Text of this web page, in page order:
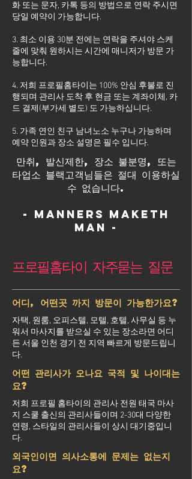
화 또는 문자, 카톡 등의 방법으로 연락 주시면
당일 예약이 가능합니다.
3. 최소 이용 30분 전에는 연락을 주셔야 스케
줄에 맞춰 원하시는 시간에 매니저가 방문 가
능합니다.
4. 저희 프로필홈타이는 100% 안심 후불로 진
행되며 관리사 도착 후 현금 또는 계좌이체, 카
드 결제(부가세 별도) 도 가능하십니다.
5. 가족 연인 친구 남녀노소 누구나 가능하며
예약 인원과 장소 설명은 필수 입니다.
만취, 발신제한, 장소 불분명, 또는
타업소 블랙고객님들은 절대 이용하실
수 없습니다.
- Manners maketh
man -
프로필홈타이 자주묻는 질문
어디, 어떤곳 까지 방문이 가능한가요?
자택, 원룸, 오피스텔, 모텔, 호텔, 사무실 등 누
워서 마사지를 받으실 수 있는 장소라면 어디
든 서울 인천 경기 전 지역 빠르게 방문드립니
다.
어떤 관리사가 오나요 국적 및 나이대는
요?
저희 프로필 홈타이의 관리사 전원 태국 마사
지 스쿨 출신의 관리사들이며 2-30대 다양한
연령, 스타일의 관리사들이 상시 대기중입니
다.
외국인이면 의사소통에 문제는 없는지
요?